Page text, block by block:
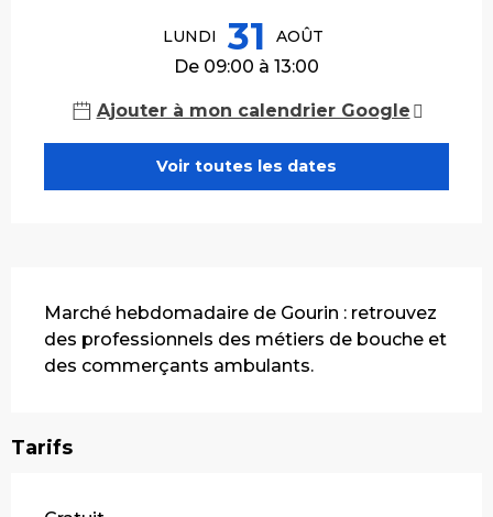
LUNDI 31 AOÛT
De 09:00 à 13:00
Ajouter à mon calendrier Google
Voir toutes les dates
Marché hebdomadaire de Gourin : retrouvez
des professionnels des métiers de bouche et
des commerçants ambulants.
Tarifs